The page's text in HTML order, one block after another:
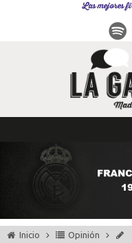
Las mejores
Inicio
Opinión